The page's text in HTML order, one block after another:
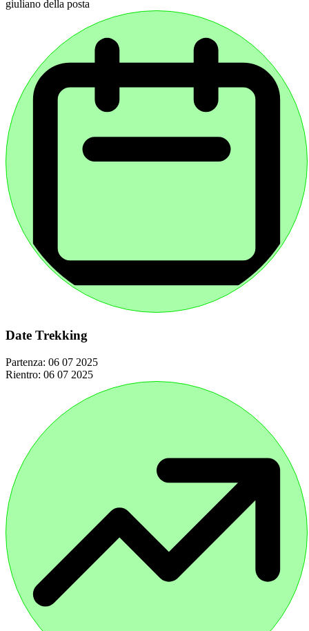
giuliano della posta
Date Trekking
Partenza: 06 07 2025
Rientro: 06 07 2025